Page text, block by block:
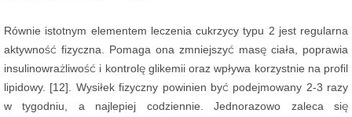
Równie istotnym elementem leczenia cukrzycy typu 2 jest regularna
aktywność fizyczna. Pomaga ona zmniejszyć masę ciała, poprawia
insulinowrażliwość i kontrolę glikemii oraz wpływa korzystnie na profil
lipidowy. [12]. Wysiłek fizyczny powinien być podejmowany 2-3 razy
w tygodniu, a najlepiej codziennie. Jednorazowo zaleca się